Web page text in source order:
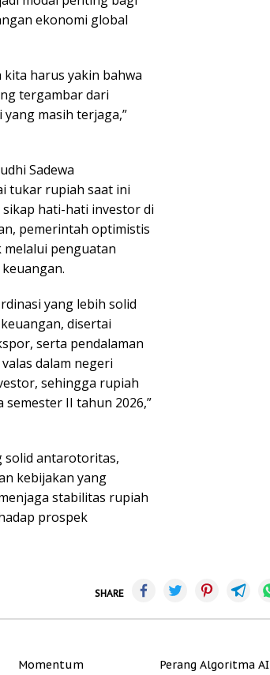
ekonomi global
kita harus yakin bahwa
tergambar dari
masih terjaga,”
Sadewa
tukar rupiah saat ini
hati-hati investor di
pemerintah optimistis
penguatan
yang lebih solid
disertai
serta pendalaman
dalam negeri
sehingga rupiah
II tahun 2026,”
solid antarotoritas,
kebijakan yang
stabilitas rupiah
prospek
SHARE
Momentum
Perang Algoritma AI